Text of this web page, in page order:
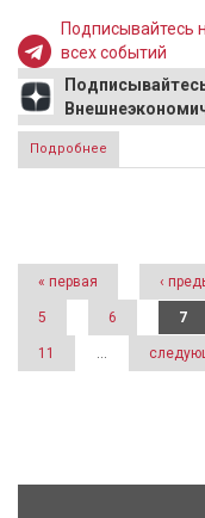
Подписывайтесь
всех событий
Подробнее
Страницы
« первая ‹
5 6 7
11 …